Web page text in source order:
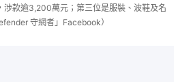
款逾3,200萬元；第三位是服裝、波鞋及名
守網者」Facebook）